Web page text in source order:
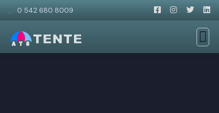
0 542 680 8009